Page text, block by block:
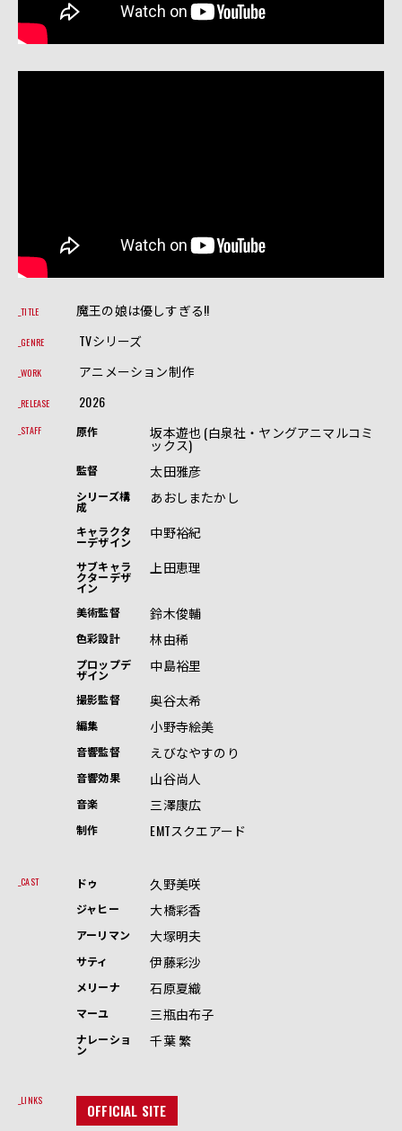
TITLE 魔王の娘は優しすぎる!!
GENRE TVシリーズ
WORK アニメーション制作
RELEASE 2026
STAFF 原作 坂本遊也 (白泉社・ヤングアニマルコミ
ックス)
監督 太田雅彦
シリーズ構
成
あおしまたかし
キャラクタ
ーデザイン
中野裕紀
サブキャラ
クターデザ
イン
上田恵理
美術監督 鈴木俊輔
色彩設計 林由稀
プロップデ
ザイン
中島裕里
撮影監督 奥谷太希
編集 小野寺絵美
音響監督 えびなやすのり
音響効果 山谷尚人
音楽 三澤康広
制作 EMTスクエアード
CAST ドゥ 久野美咲
ジャヒー 大橋彩香
アーリマン 大塚明夫
サティ 伊藤彩沙
メリーナ 石原夏織
マーユ 三瓶由布子
ナレーショ
ン
千葉 繁
LINKS
OFFICIAL SITE